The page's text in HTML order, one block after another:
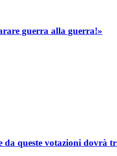
guerra alla guerra!»
da queste votazioni dovrà